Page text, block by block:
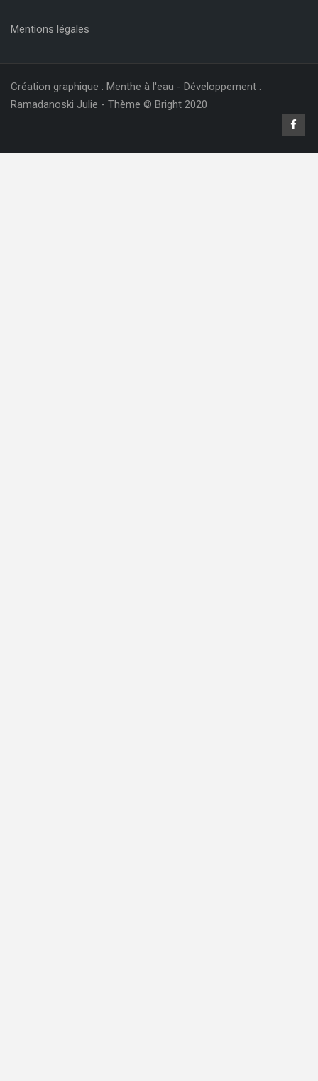
Mentions légales
Création graphique : Menthe à l'eau - Développement :
Ramadanoski Julie - Thème © Bright 2020